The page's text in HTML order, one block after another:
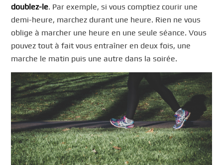
doublez-le. Par exemple, si vous comptiez courir une
demi-heure, marchez durant une heure. Rien ne vous
oblige à marcher une heure en une seule séance. Vous
pouvez tout à fait vous entraîner en deux fois, une
marche le matin puis une autre dans la soirée.